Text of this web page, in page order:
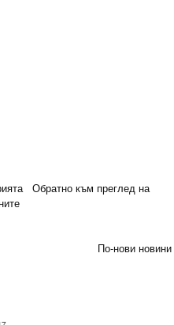
Обратно към преглед на
По-нови новини